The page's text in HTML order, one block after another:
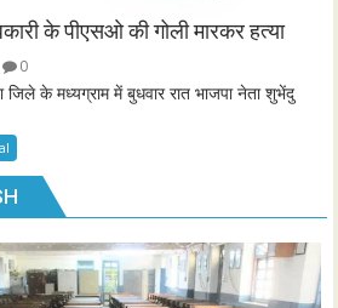
के पीएसओ की गोली मारकर हत्या
0
जिले के मध्यग्राम में बुधवार रात भाजपा नेता शुभेंदु